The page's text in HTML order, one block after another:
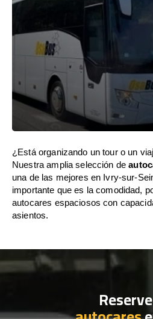
¿Está organizando un tour o un
Nuestra amplia selección de
una de las mejores en Ivry-sur-
importante que es la comodidad,
autocares espaciosos con
asientos.